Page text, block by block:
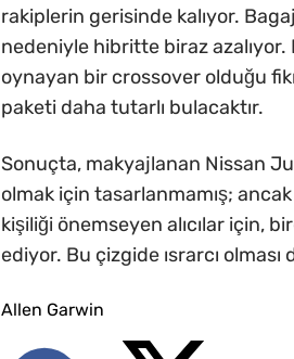
rakiplerin gerisinde kalıyor.
nedeniyle hibritte biraz
oynayan bir crossover olduğu
paketi daha tutarlı bulacaktır.
Sonuçta, makyajlanan Nissan
olmak için tasarlanmamış;
kişiliği önemseyen alıcılar için,
ediyor. Bu çizgide ısrarcı
Allen Garwin